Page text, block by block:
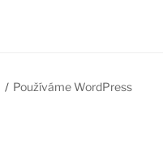
Používáme WordPress